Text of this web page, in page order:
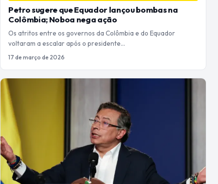
Petro sugere que Equador lançou bombas na
Colômbia; Noboa nega ação
Os atritos entre os governos da Colômbia e do Equador
voltaram a escalar após o presidente…
17 de março de 2026